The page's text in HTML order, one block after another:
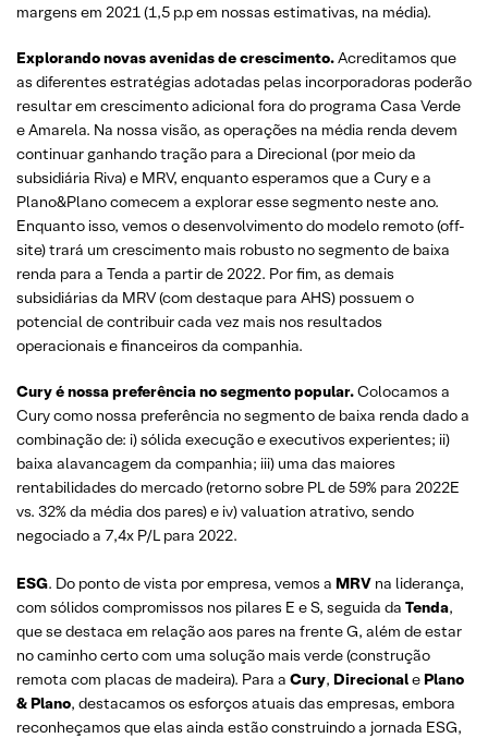
margens em 2021 (1,5 p.p em nossas estimativas, na média).
Explorando novas avenidas de crescimento.Acreditamos que
as diferentes estratégias adotadas pelas incorporadoras poderão
resultar em crescimento adicional fora do programa Casa Verde
e Amarela. Na nossa visão, as operações na média renda devem
continuar ganhando tração para a Direcional (por meio da
subsidiária Riva) e MRV, enquanto esperamos que a Cury e a
Plano&Plano comecem a explorar esse segmento neste ano.
Enquanto isso, vemos o desenvolvimento do modelo remoto (off-
site) trará um crescimento mais robusto no segmento de baixa
renda para a Tenda a partir de 2022. Por fim, as demais
subsidiárias da MRV (com destaque para AHS) possuem o
potencial de contribuir cada vez mais nos resultados
operacionais e financeiros da companhia.
Cury é nossa preferência no segmento popular.Colocamos a
Cury como nossa preferência no segmento de baixa renda dado a
combinação de: i) sólida execução e executivos experientes; ii)
baixa alavancagem da companhia; iii) uma das maiores
rentabilidades do mercado (retorno sobre PL de 59% para 2022E
vs. 32% da média dos pares) e iv) valuation atrativo, sendo
negociado a 7,4x P/L para 2022.
ESG. Do ponto de vista por empresa, vemos a MRV na liderança,
com sólidos compromissos nos pilares E e S, seguida da Tenda,
que se destaca em relação aos pares na frente G, além de estar
no caminho certo com uma solução mais verde (construção
remota com placas de madeira). Para a Cury, Direcionale Plano
& Plano, destacamos os esforços atuais das empresas, embora
reconheçamos que elas ainda estão construindo a jornada ESG,